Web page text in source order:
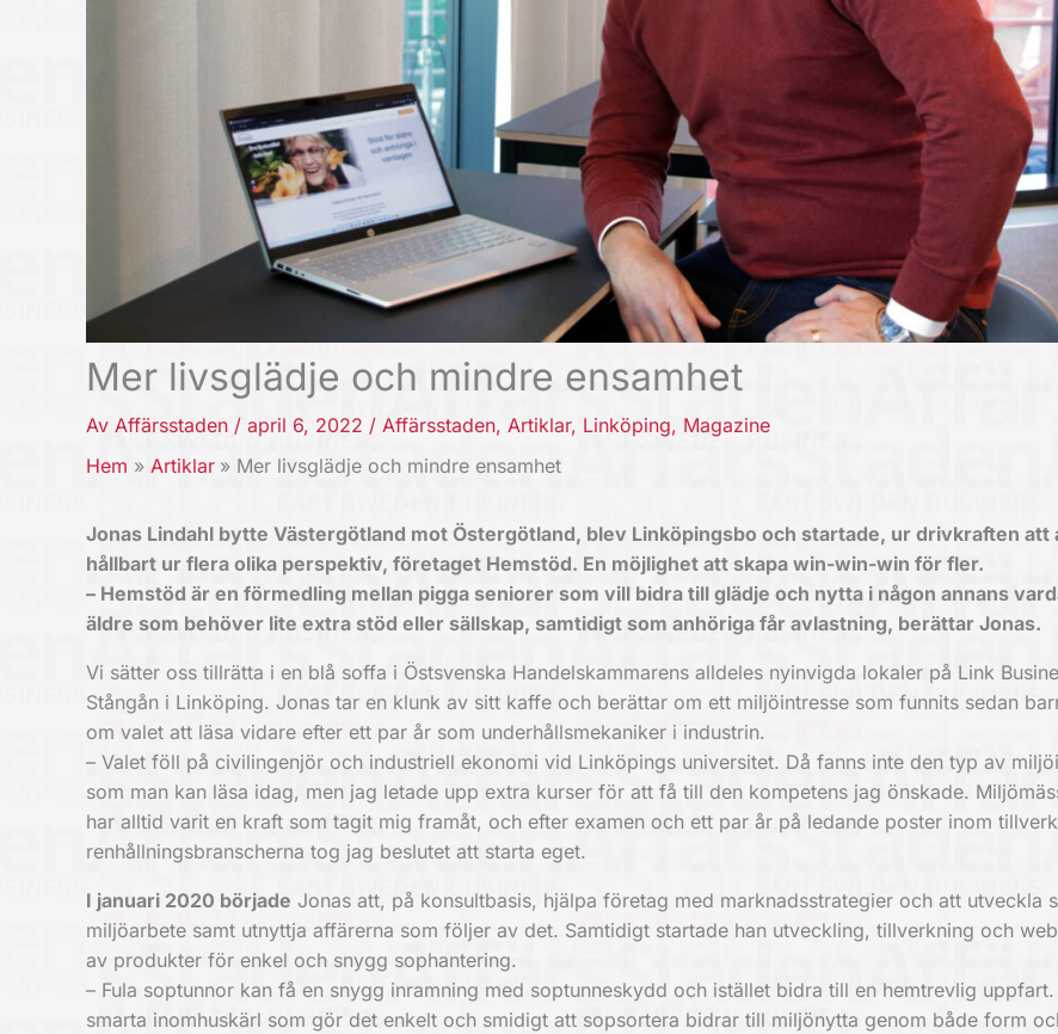
Mer livsglädje och mindre ensamhet
Av Affärsstaden / april 6, 2022 / Affärsstaden, Artiklar, Linköping, Magazine
Hem
Artiklar Mer livsglädje och mindre ensamhet
Jonas Lindahl bytte Västergötland mot Östergötland, blev Linköpingsbo och startade, ur drivkraften att
hållbart ur flera olika perspektiv, företaget Hemstöd. En möjlighet att skapa win-win-win för fler.
– Hemstöd är en förmedling mellan pigga seniorer som vill bidra till glädje och nytta i någon annans
äldre som behöver lite extra stöd eller sällskap, samtidigt som anhöriga får avlastning, berättar Jonas.
Vi sätter oss tillrätta i en blå soffa i Östsvenska Handelskammarens alldeles nyinvigda lokaler på Link
Stångån i Linköping. Jonas tar en klunk av sitt kaffe och berättar om ett miljöintresse som funnits sedan
om valet att läsa vidare efter ett par år som underhållsmekaniker i industrin.
– Valet föll på civilingenjör och industriell ekonomi vid Linköpings universitet. Då fanns inte den typ av
som man kan läsa idag, men jag letade upp extra kurser för att få till den kompetens jag önskade.
har alltid varit en kraft som tagit mig framåt, och efter examen och ett par år på ledande poster inom
renhållningsbranscherna tog jag beslutet att starta eget.
I januari 2020 började Jonas att, på konsultbasis, hjälpa företag med marknadsstrategier och att utveckla
miljöarbete samt utnyttja affärerna som följer av det. Samtidigt startade han utveckling, tillverkning och
av produkter för enkel och snygg sophantering.
– Fula soptunnor kan få en snygg inramning med soptunneskydd och istället bidra till en hemtrevlig uppfart.
smarta inomhuskärl som gör det enkelt och smidigt att sopsortera bidrar till miljönytta genom både form